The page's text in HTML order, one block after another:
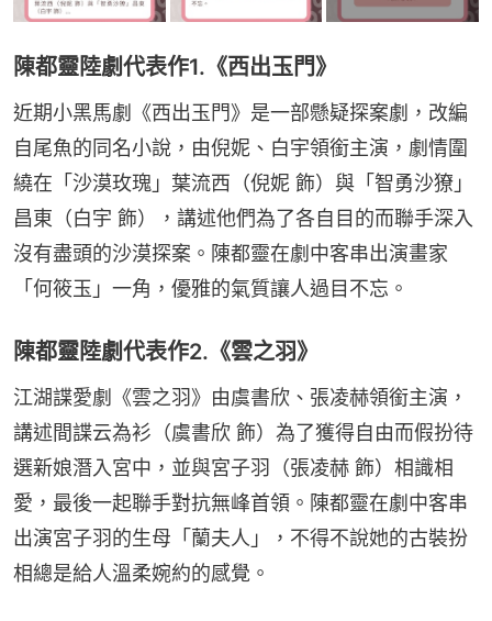
陳都靈陸劇代表作1.《西出玉門》
近期小黑馬劇《西出玉門》是一部懸疑探案劇，改編
自尾魚的同名小說，由倪妮、白宇領銜主演，劇情圍
繞在「沙漠玫瑰」葉流西（倪妮 飾）與「智勇沙獠」
昌東（白宇 飾），講述他們為了各自目的而聯手深入
沒有盡頭的沙漠探案。陳都靈在劇中客串出演畫家
「何筱玉」一角，優雅的氣質讓人過目不忘。
陳都靈陸劇代表作2.《雲之羽》
江湖諜愛劇《雲之羽》由虞書欣、張凌赫領銜主演，
講述間諜云為衫（虞書欣 飾）為了獲得自由而假扮待
選新娘潛入宮中，並與宮子羽（張凌赫 飾）相識相
愛，最後一起聯手對抗無峰首領。陳都靈在劇中客串
出演宮子羽的生母「蘭夫人」，不得不說她的古裝扮
相總是給人溫柔婉約的感覺。